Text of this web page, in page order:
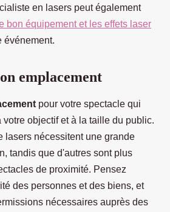
en lasers peut également
bon équipement et les effets laser
événement.
emplacement
pour votre spectacle qui
objectif et à la taille du public.
lasers nécessitent une grande
tandis que d'autres sont plus
de proximité. Pensez
des personnes et des biens, et
nécessaires auprès des